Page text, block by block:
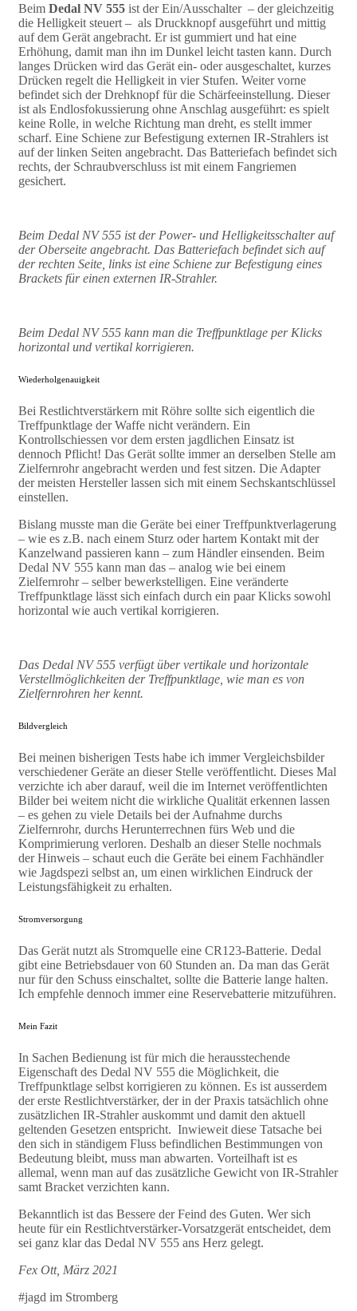
Beim Dedal NV 555 ist der Ein/Ausschalter – der gleichzeitig
die Helligkeit steuert – als Druckknopf ausgeführt und mittig
auf dem Gerät angebracht. Er ist gummiert und hat eine
Erhöhung, damit man ihn im Dunkel leicht tasten kann. Durch
langes Drücken wird das Gerät ein- oder ausgeschaltet, kurzes
Drücken regelt die Helligkeit in vier Stufen. Weiter vorne
befindet sich der Drehknopf für die Schärfeeinstellung. Dieser
ist als Endlosfokussierung ohne Anschlag ausgeführt: es spielt
keine Rolle, in welche Richtung man dreht, es stellt immer
scharf. Eine Schiene zur Befestigung externen IR-Strahlers ist
auf der linken Seiten angebracht. Das Batteriefach befindet sich
rechts, der Schraubverschluss ist mit einem Fangriemen
gesichert.
Beim Dedal NV 555 ist der Power- und Helligkeitsschalter auf
der Oberseite angebracht. Das Batteriefach befindet sich auf
der rechten Seite, links ist eine Schiene zur Befestigung eines
Brackets für einen externen IR-Strahler.
Beim Dedal NV 555 kann man die Treffpunktlage per Klicks
horizontal und vertikal korrigieren.
Wiederholgenauigkeit
Bei Restlichtverstärkern mit Röhre sollte sich eigentlich die
Treffpunktlage der Waffe nicht verändern. Ein
Kontrollschiessen vor dem ersten jagdlichen Einsatz ist
dennoch Pflicht! Das Gerät sollte immer an derselben Stelle am
Zielfernrohr angebracht werden und fest sitzen. Die Adapter
der meisten Hersteller lassen sich mit einem Sechskantschlüssel
einstellen.
Bislang musste man die Geräte bei einer Treffpunktverlagerung
– wie es z.B. nach einem Sturz oder hartem Kontakt mit der
Kanzelwand passieren kann – zum Händler einsenden. Beim
Dedal NV 555 kann man das – analog wie bei einem
Zielfernrohr – selber bewerkstelligen. Eine veränderte
Treffpunktlage lässt sich einfach durch ein paar Klicks sowohl
horizontal wie auch vertikal korrigieren.
Das Dedal NV 555 verfügt über vertikale und horizontale
Verstellmöglichkeiten der Treffpunktlage, wie man es von
Zielfernrohren her kennt.
Bildvergleich
Bei meinen bisherigen Tests habe ich immer Vergleichsbilder
verschiedener Geräte an dieser Stelle veröffentlicht. Dieses Mal
verzichte ich aber darauf, weil die im Internet veröffentlichten
Bilder bei weitem nicht die wirkliche Qualität erkennen lassen
– es gehen zu viele Details bei der Aufnahme durchs
Zielfernrohr, durchs Herunterrechnen fürs Web und die
Komprimierung verloren. Deshalb an dieser Stelle nochmals
der Hinweis – schaut euch die Geräte bei einem Fachhändler
wie Jagdspezi selbst an, um einen wirklichen Eindruck der
Leistungsfähigkeit zu erhalten.
Stromversorgung
Das Gerät nutzt als Stromquelle eine CR123-Batterie. Dedal
gibt eine Betriebsdauer von 60 Stunden an. Da man das Gerät
nur für den Schuss einschaltet, sollte die Batterie lange halten.
Ich empfehle dennoch immer eine Reservebatterie mitzuführen.
Mein Fazit
In Sachen Bedienung ist für mich die herausstechende
Eigenschaft des Dedal NV 555 die Möglichkeit, die
Treffpunktlage selbst korrigieren zu können. Es ist ausserdem
der erste Restlichtverstärker, der in der Praxis tatsächlich ohne
zusätzlichen IR-Strahler auskommt und damit den aktuell
geltenden Gesetzen entspricht. Inwieweit diese Tatsache bei
den sich in ständigem Fluss befindlichen Bestimmungen von
Bedeutung bleibt, muss man abwarten. Vorteilhaft ist es
allemal, wenn man auf das zusätzliche Gewicht von IR-Strahler
samt Bracket verzichten kann.
Bekanntlich ist das Bessere der Feind des Guten. Wer sich
heute für ein Restlichtverstärker-Vorsatzgerät entscheidet, dem
sei ganz klar das Dedal NV 555 ans Herz gelegt.
Fex Ott, März 2021
#jagd im Stromberg